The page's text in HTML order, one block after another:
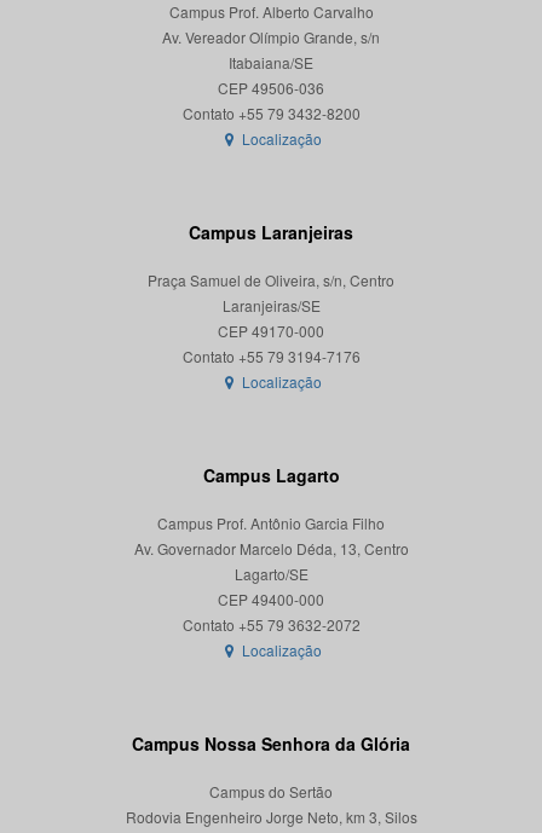
Campus Prof. Alberto Carvalho
Av. Vereador Olímpio Grande, s/n
Itabaiana/SE
CEP 49506-036
Localização
Campus Laranjeiras
Praça Samuel de Oliveira, s/n, Centro
Laranjeiras/SE
CEP 49170-000
Localização
Campus Lagarto
Campus Prof. Antônio Garcia Filho
Av. Governador Marcelo Déda, 13, Centro
Lagarto/SE
CEP 49400-000
Localização
Campus Nossa Senhora da Glória
Campus do Sertão
Rodovia Engenheiro Jorge Neto, km 3, Silos